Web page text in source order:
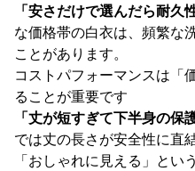
「安さだけで選んだら耐久
な価格帯の白衣は、頻繁な
ことがあります。
コストパフォーマンスは「
ることが重要です
「丈が短すぎて下半身の保
では丈の長さが安全性に直
「おしゃれに見える」と